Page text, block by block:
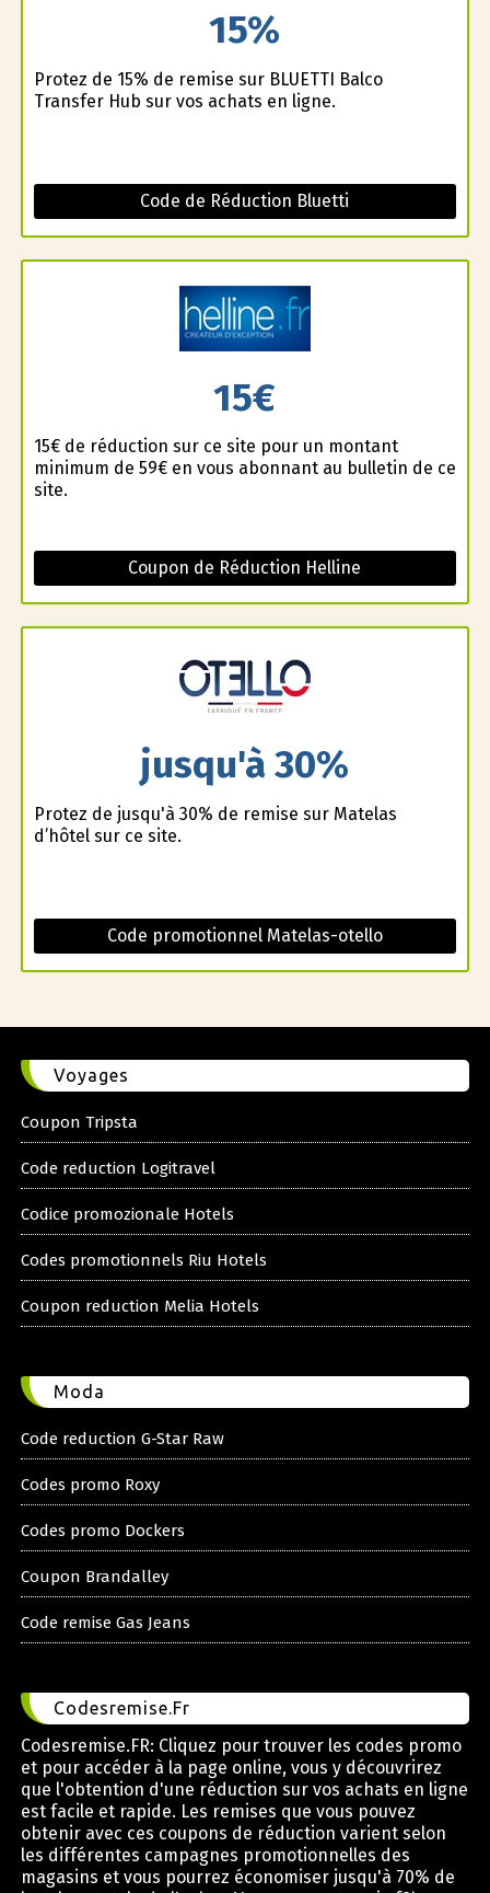
15%
Profitez de 15% de remise sur BLUETTI Balco
Transfer Hub sur vos achats en ligne.
Code de Réduction Bluetti
15€
15€ de réduction sur ce site pour un montant
minimum de 59€ en vous abonnant au bulletin de ce
site.
Coupon de Réduction Helline
jusqu'à 30%
Profitez de jusqu'à 30% de remise sur Matelas
d’hôtel sur ce site.
Code promotionnel Matelas-otello
Voyages
Coupon Tripsta
Code reduction Logitravel
Codice promozionale Hotels
Codes promotionnels Riu Hotels
Coupon reduction Melia Hotels
Moda
Code reduction G-Star Raw
Codes promo Roxy
Codes promo Dockers
Coupon Brandalley
Code remise Gas Jeans
Codesremise.Fr
Codesremise.FR: Cliquez pour trouver les codes promo
et pour accéder à la page online, vous y découvrirez
que l'obtention d'une réduction sur vos achats en ligne
est facile et rapide. Les remises que vous pouvez
obtenir avec ces coupons de réduction varient selon
les différentes campagnes promotionnelles des
magasins et vous pourrez économiser jusqu'à 70% de